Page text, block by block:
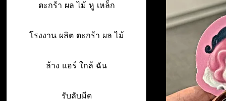
ตะกร้า ผล ไม้ หู เหล็ก
โรงงาน ผลิต ตะกร้า ผล ไม้
ล้าง แอร์ ใกล้ ฉัน
รับลับมีด